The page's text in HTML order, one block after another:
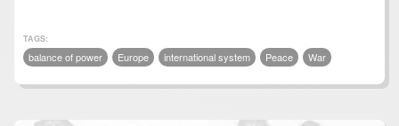
TAGS:
balance of power Europe international system Peace War